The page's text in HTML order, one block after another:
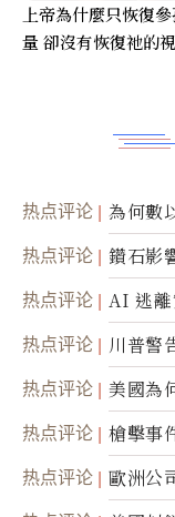
热点评论
為何數
達
热点评论 鑽石影
热点评论 AI 逃離
热点评论 川普警
热点评论
美國為
航運公
热点评论
槍擊事
職責
热点评论
歐洲公
美軍基
上帝為什麼只恢復
量 卻沒有恢復祂的